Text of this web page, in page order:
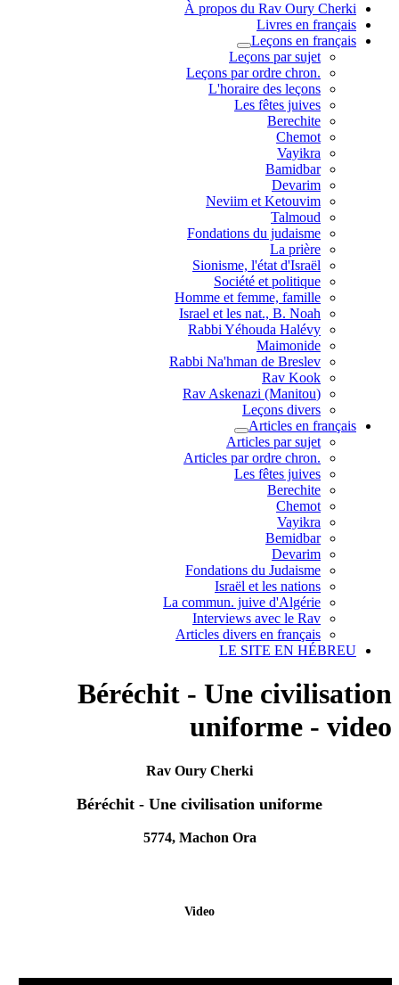
À propos du Rav Oury Cherki
Livres en français
Leçons en français
Leçons par sujet
.Leçons par ordre chron
L'horaire des leçons
Les fêtes juives
Berechite
Chemot
Vayikra
Bamidbar
Devarim
Neviim et Ketouvim
Talmoud
Fondations du judaisme
La prière
Sionisme, l'état d'Israël
Société et politique
Homme et femme, famille
Israel et les nat., B. Noah
Rabbi Yéhouda Halévy
Maimonide
Rabbi Na'hman de Breslev
Rav Kook
(Rav Askenazi (Manitou
Leçons divers
Articles en français
Articles par sujet
.Articles par ordre chron
Les fêtes juives
Berechite
Chemot
Vayikra
Bemidbar
Devarim
Fondations du Judaisme
Israël et les nations
La commun. juive d'Algérie
Interviews avec le Rav
Articles divers en français
LE SITE EN HÉBREU
Béréchit - Une civilisation
uniforme - video
Rav Oury Cherki
Béréchit - Une civilisation uniforme
5774, Machon Ora
Video